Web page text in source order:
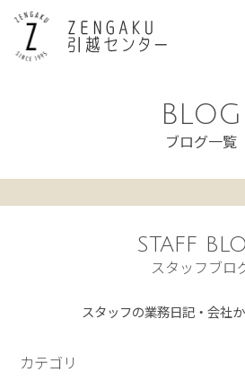
BLOG
ブログ一覧
STAFF
スタッフブロ
スタッフの業務日記・会社
カテゴリ